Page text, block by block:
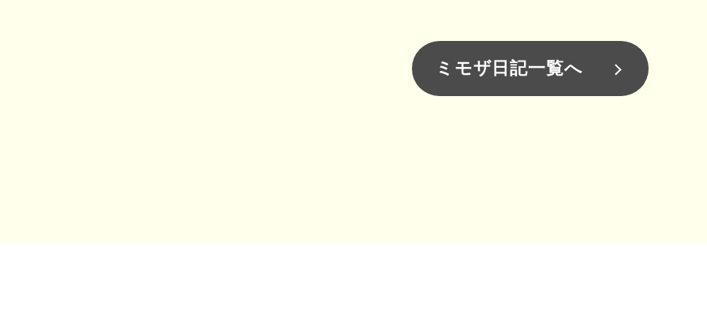
ミモザ日記一覧へ